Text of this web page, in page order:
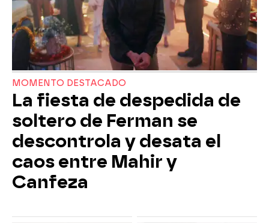
MOMENTO DESTACADO
La fiesta de despedida de
soltero de Ferman se
descontrola y desata el
caos entre Mahir y
Canfeza